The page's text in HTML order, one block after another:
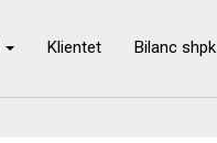
Klientet Bilanc shpk